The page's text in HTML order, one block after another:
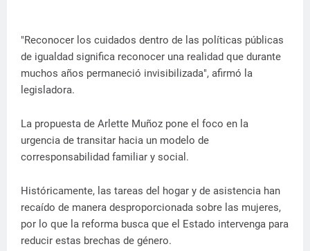
"Reconocer los cuidados dentro de las políticas públicas
de igualdad significa reconocer una realidad que durante
muchos años permaneció invisibilizada", afirmó la
legisladora.
La propuesta de Arlette Muñoz pone el foco en la
urgencia de transitar hacia un modelo de
corresponsabilidad familiar y social.
Históricamente, las tareas del hogar y de asistencia han
recaído de manera desproporcionada sobre las mujeres,
por lo que la reforma busca que el Estado intervenga para
reducir estas brechas de género.